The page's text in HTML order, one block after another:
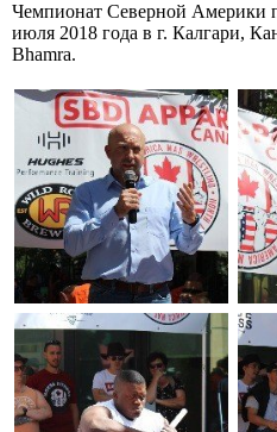
Чемпионат Северной Америки
июля 2018 года в г. Калгари,
Bhamra.